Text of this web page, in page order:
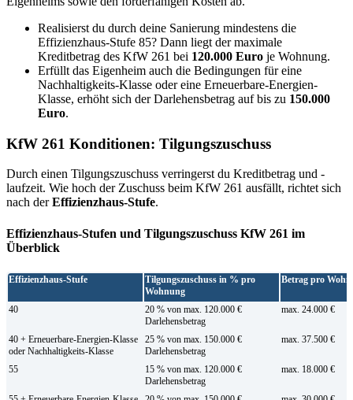
Realisierst du durch deine Sanierung mindestens die
Effizienz­haus-Stufe 85? Dann liegt der maximale
Kreditbetrag des KfW 261 bei 120.000 Euro je Wohnung.
Erfüllt das Eigenheim auch die Bedingungen für eine
Nachhaltigkeits-Klasse oder eine Erneuerbare-Energien-
Klasse, erhöht sich der Darlehensbetrag auf bis zu 150.000
Euro.
KfW 261 Konditionen: Tilgungszuschuss
Durch einen Tilgungszuschuss verringerst du Kreditbetrag und -
laufzeit. Wie hoch der Zuschuss beim KfW 261 ausfällt, richtet sich
nach derEffizienzhaus-Stufe.
Effizienzhaus-Stufen und Tilgungszuschuss KfW 261 im
Überblick
Effizienzhaus-Stufe
Tilgungszuschuss in % pro
Wohnung
Betrag pro
40 20 % von max. 120.000 €
Darlehensbetrag
max. 24.000 €
40 + Erneuerbare-Energien-Klasse
oder Nachhaltigkeits-Klasse
25 % von max. 150.000 €
Darlehensbetrag
max. 37.500 €
55
15 % von max. 120.000 €
Darlehensbetrag
max. 18.000 €